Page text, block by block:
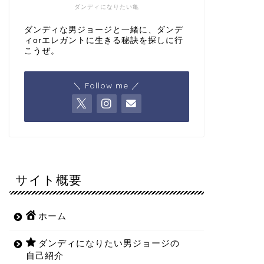
ダンディになりたい亀
ダンディな男ジョージと一緒に、ダンデ
ィorエレガントに生きる秘訣を探しに行
こうぜ。
＼ Follow me ／
サイト概要
ホーム
ダンディになりたい男ジョージの
自己紹介